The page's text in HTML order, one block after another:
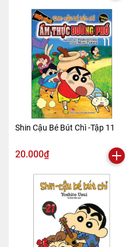
Shin Cậu Bé Bút Chì -Tập 11
20.000₫